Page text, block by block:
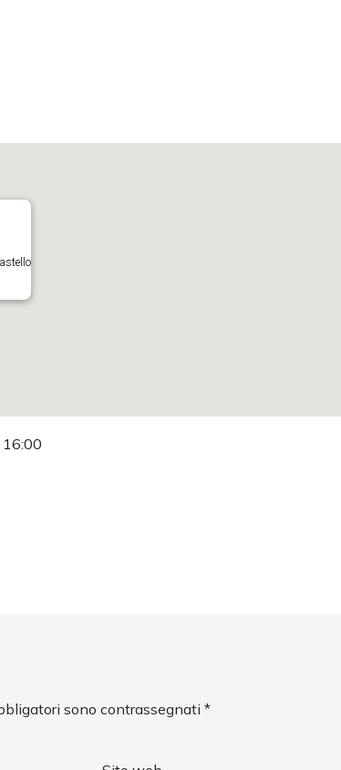
sono contrassegnati *